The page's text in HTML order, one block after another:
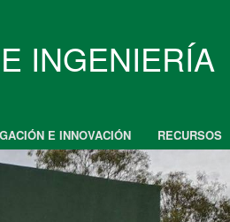
INGENIERÍA
E INNOVACIÓN RECURSOS